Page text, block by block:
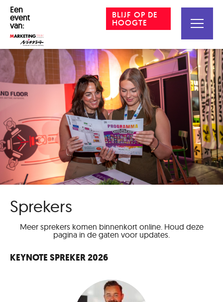
BLIJF OP DE
HOOGTE
Een
event
van:
Sprekers
Meer sprekers komen binnenkort online. Houd deze
pagina in de gaten voor updates.
KEYNOTE SPREKER 2026